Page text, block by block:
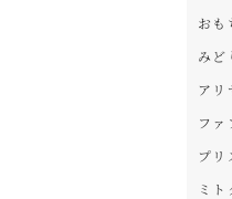
おも
みど
アリ
ファ
プリ
ミト